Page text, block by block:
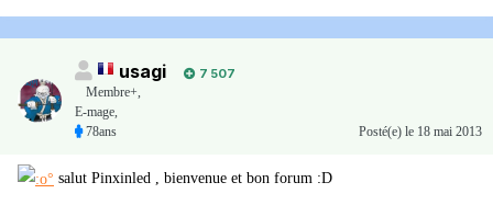
usagi
7 507
Membre+,
E-mage,
78ans
Posté(e) le 18 mai 2013
salut Pinxinled , bienvenue et bon forum :D